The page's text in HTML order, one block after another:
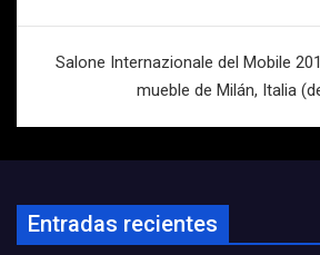
Salone Internazionale del Mobile
mueble de Milán, Italia
Entradas recientes